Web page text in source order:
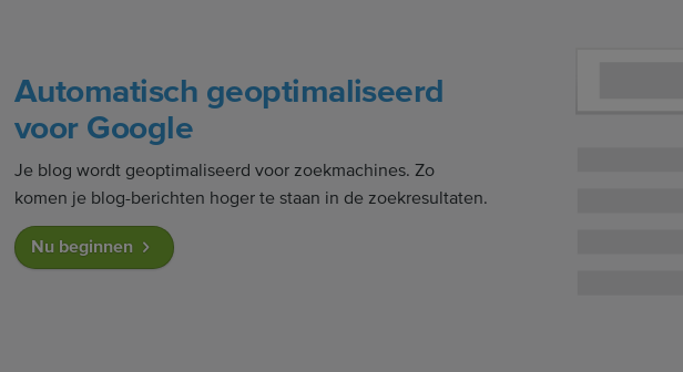
Automatisch geoptimaliseerd
voor Google
Je blog wordt geoptimaliseerd voor zoekmachines. Zo
komen je blog-berichten hoger te staan in de zoekresultaten.
Nu beginnen